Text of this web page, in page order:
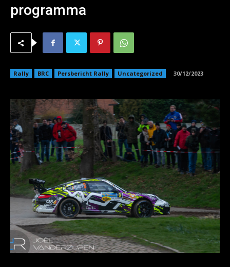
programma
Rally BRC Persbericht Rally Uncategorized 30/12/2023